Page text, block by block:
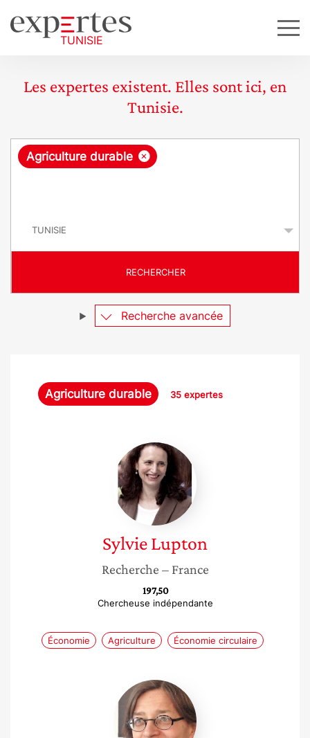
Les expertes existent. Elles sont ici, en
Tunisie.
R
ê
e
×
Agriculture durable
RECHERCHER
Recherche avancée
Agriculture durable 35 expertes
Sylvie
Lupton
SylvieLupton
Recherche – France
197,50
Chercheuse indépendante
Économie Agriculture Économie circulaire
Catherine
Gomy